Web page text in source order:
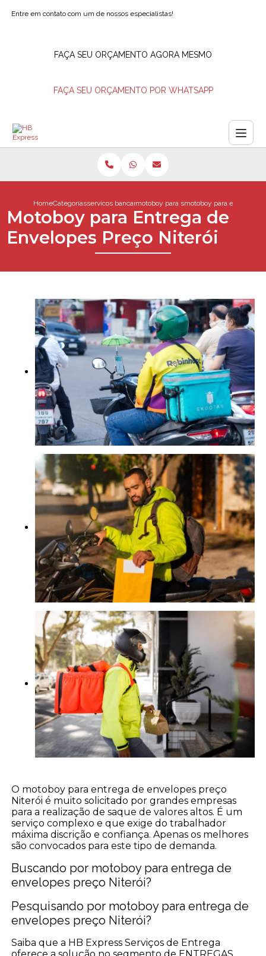
Entre em contato com um de nossos especialistas!
FAÇA SEU ORÇAMENTO AGORA MESMO
FAÇA SEU ORÇAMENTO POR WHATSAPP
HomeCategoriasservicos bancariosmotoboy para saque de valores
motoboy para entrega
Motoboy para Entrega de
Envelopes Preço Niterói
O motoboy para entrega de envelopes preço
Niterói é muito solicitado por grandes empresas
para a realização de saque de valores altos. É um
serviço complexo e que exige do trabalhador
máxima discrição e confiança. Apenas os melhores
são convocados para este tipo de demanda.
Buscando por motoboy para entrega de
envelopes preço Niterói?
Pesquisando por motoboy para entrega de
envelopes preço Niterói?
Saiba que a HB Express Serviços de Entrega